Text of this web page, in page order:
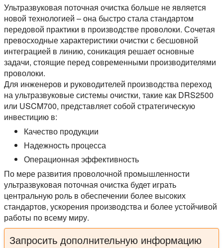
Ультразвуковая поточная очистка больше не является
новой технологией – она быстро стала стандартом
передовой практики в производстве проволоки. Сочетая
превосходные характеристики очистки с бесшовной
интеграцией в линию, соникация решает основные
задачи, стоящие перед современными производителями
проволоки.
Для инженеров и руководителей производства переход
на ультразвуковые системы очистки, такие как DRS2500
или USCM700, представляет собой стратегическую
инвестицию в:
Качество продукции
Надежность процесса
Операционная эффективность
По мере развития проволочной промышленности
ультразвуковая поточная очистка будет играть
центральную роль в обеспечении более высоких
стандартов, ускорения производства и более устойчивой
работы по всему миру.
Запросить дополнительную информацию